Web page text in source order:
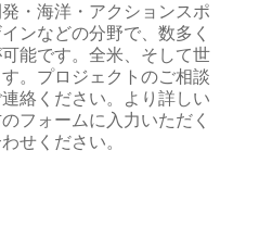
・海洋・アクションスポ
ンなどの分野で、数多く
能です。全米、そして世
。プロジェクトのご相談
絡ください。より詳しい
フォームに入力いただく
せください。